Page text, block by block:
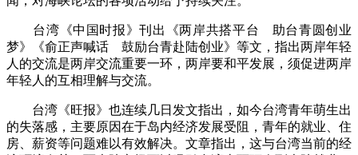
台湾《中国时报》刊出《两岸共搭平台 助台青圆创业
梦》《俞正声喊话 鼓励台青赴陆创业》等文，指出两岸年轻
人的交流是两岸交流重要一环，两岸要和平发展，须促进两岸
年轻人的互相理解与交流。
台湾《旺报》也连续几日发文指出，如今台湾青年萌生出
的失落感，主要原因在于岛内经济发展受阻，青年的就业、住
房、薪资等问题难以有效解决。文章指出，这与台湾当前的经